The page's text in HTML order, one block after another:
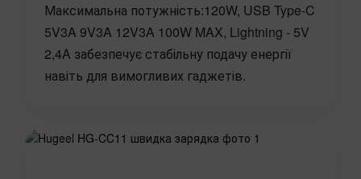
Максимальна потужність:120W, USB Type-C
5V3A 9V3A 12V3A 100W MAX, Lightning‌ - 5V
2,4A забезпечує стабільну подачу енергії
навіть для вимогливих гаджетів.